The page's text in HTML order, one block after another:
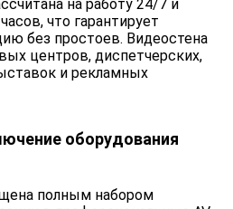
на работу 24/7 и
что гарантирует
без простоев. Видеостена
центров, диспетчерских,
и рекламных
оборудования
полным набором